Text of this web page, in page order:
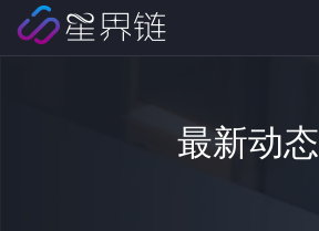
最新动态